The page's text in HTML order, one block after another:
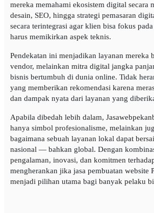
mereka memahami ekosistem digital secara
desain, SEO, hingga strategi pemasaran
secara terintegrasi agar klien bisa fokus
harus memikirkan aspek teknis.
Pendekatan ini menjadikan layanan mereka
vendor, melainkan mitra digital jangka
bisnis bertumbuh di dunia online. Tidak
yang memberikan rekomendasi karena
dan dampak nyata dari layanan yang
Apabila dibedah lebih dalam,
hanya simbol profesionalisme, melainkan
bagaimana sebuah layanan lokal dapat
nasional — bahkan global. Dengan
pengalaman, inovasi, dan komitmen
mengherankan jika jasa pembuatan website
menjadi pilihan utama bagi banyak pelaku